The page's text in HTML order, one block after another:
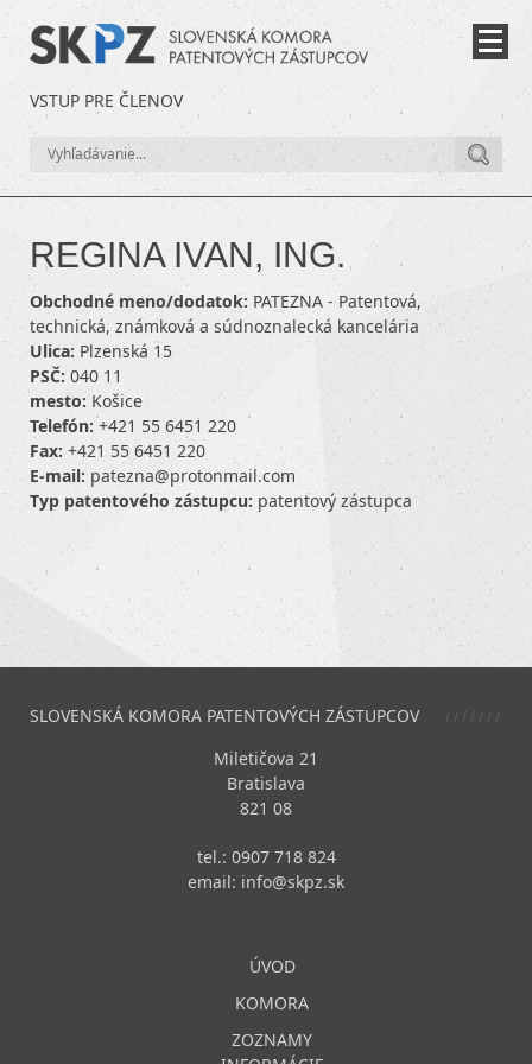
VSTUP PRE ČLENOV
REGINA IVAN, ING.
Obchodné meno/dodatok: PATEZNA - Patentová,
technická, známková a súdnoznalecká kancelária
Ulica: Plzenská 15
PSČ: 040 11
mesto: Košice
Telefón: +421 55 6451 220
Fax: +421 55 6451 220
E-mail: patezna@protonmail.com
Typ patentového zástupcu: patentový zástupca
SLOVENSKÁ KOMORA PATENTOVÝCH ZÁSTUPCOV
Miletičova 21
Bratislava
821 08
tel.: 0907 718 824
email: info@skpz.sk
ÚVOD
KOMORA
ZOZNAMY